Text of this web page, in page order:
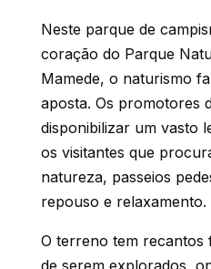
Neste parque de
coração do Parque
Mamede, o naturismo
aposta. Os promotores
disponibilizar um vasto
os visitantes que
natureza, passeios
repouso e relaxamento.
O terreno tem recantos